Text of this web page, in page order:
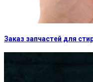
Заказ запчастей для